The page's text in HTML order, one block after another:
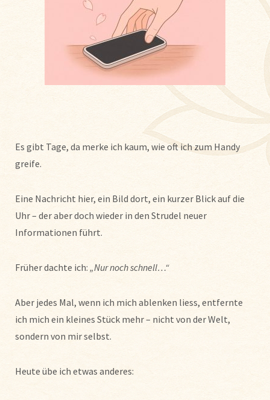
Es gibt Tage, da merke ich kaum, wie oft ich zum Handy
greife.
Eine Nachricht hier, ein Bild dort, ein kurzer Blick auf die
Uhr – der aber doch wieder in den Strudel neuer
Informationen führt.
Früher dachte ich: „Nur noch schnell…“
Aber jedes Mal, wenn ich mich ablenken liess, entfernte
ich mich ein kleines Stück mehr – nicht von der Welt,
sondern von mir selbst.
Heute übe ich etwas anderes: